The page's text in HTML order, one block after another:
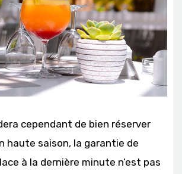
cependant de bien réserver
haute saison, la garantie de
à la dernière minute n’est pas